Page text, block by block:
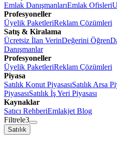
Emlak DanışmanlarıEmlak Ofisleri
Profesyoneller
Üyelik PaketleriReklam Çözümleri
Satış & Kiralama
Ücretsiz İlan VerinDeğerini Öğren
Danışmanlar
Profesyoneller
Üyelik PaketleriReklam Çözümleri
Piyasa
Satılık Konut PiyasasıSatılık Arsa
PiyasasıSatılık İş Yeri Piyasası
Kaynaklar
Satıcı RehberiEmlakjet Blog
Filtrele3
Satılık